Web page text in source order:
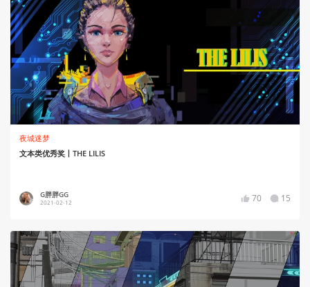
夜城迷梦
文本类优秀奖丨THE LILIS
G胖胖GG
2021-02-12 70 15